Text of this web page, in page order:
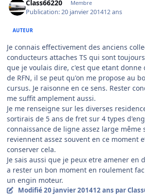
Class66220 Membre
Publication:20 janvier 201412 ans
AUTEUR
Je connais effectivement des anciens
conducteurs attaches TS qui sont
que je voulais dire, c'est que etant donne
de RFN, il se peut qu'on me propose au
cursus. Je raisonne en ce sens. Rester
me suffit amplement aussi.
Je me renseigne sur les diverses
sortirais de 5 ans de fret sur 4 types
connaissance de ligne assez large même
reviennent assez souvent en ce moment
conserver cela.
Je sais aussi que je peux etre amener en
a rester un bon moment en roulement
un engin moteur.
Modifié20 janvier 201412 ans par